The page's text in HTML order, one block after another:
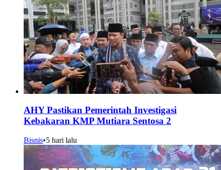
AHY Pastikan Pemerintah Investigasi
Kebakaran KMP Mutiara Sentosa 2
Bisnis•5 hari lalu